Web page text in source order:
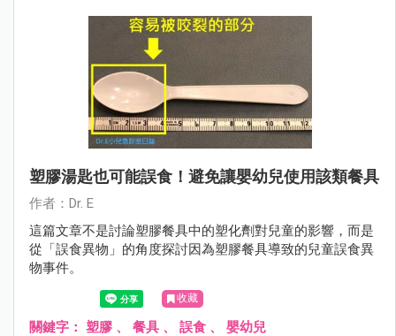
塑膠湯匙也可能誤食！避免讓嬰幼兒使用該類餐具
作者：Dr. E
這篇文章不是討論塑膠餐具中的塑化劑對兒童的影響，而是
從「誤食異物」的角度探討因為塑膠餐具導致的兒童誤食異
物事件。
收藏
關鍵字： 塑膠 、 餐具 、 誤食 、 嬰幼兒